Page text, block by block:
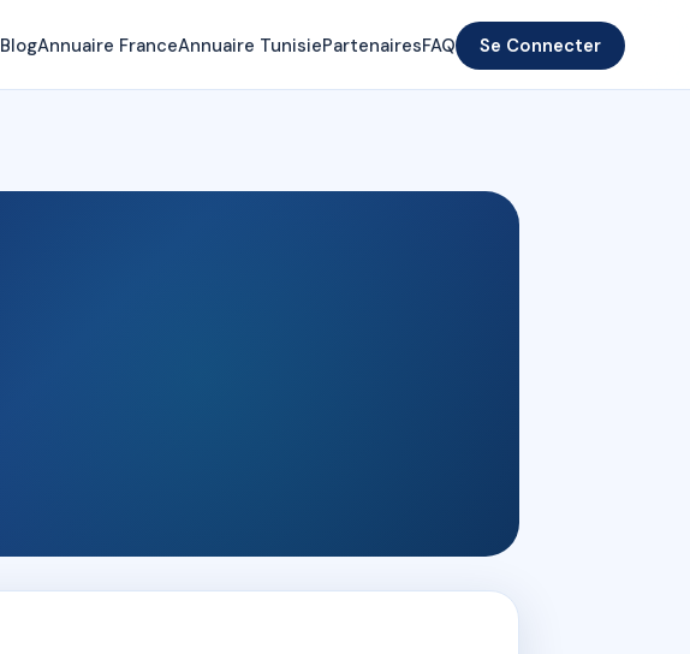
BlogAnnuaire FranceAnnuaire TunisiePartenairesFAQ Se Connecter